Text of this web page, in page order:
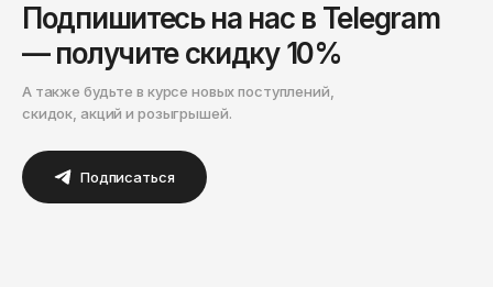
Подпишитесь на нас в Telegram
— получите скидку 10%
А также будьте в курсе новых поступлений,
скидок, акций и розыгрышей.
Подписаться